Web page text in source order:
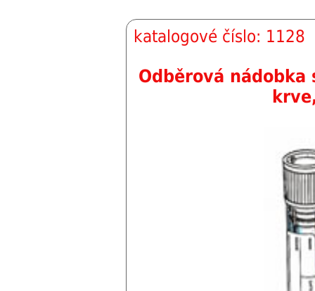
katalogové číslo: 1128
Odběrová